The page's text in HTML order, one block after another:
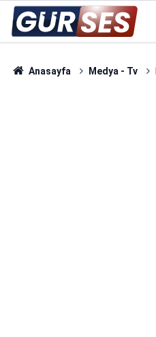
Anasayfa Medya - Tv